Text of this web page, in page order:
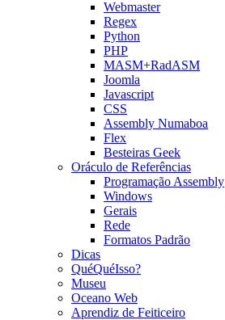
Webmaster
Regex
Python
PHP
MASM+RadASM
Joomla
Javascript
CSS
Assembly Numaboa
Flex
Besteiras Geek
Oráculo de Referências
Programação Assembly
Windows
Gerais
Rede
Formatos Padrão
Dicas
QuéQuéIsso?
Museu
Oceano Web
Aprendiz de Feiticeiro